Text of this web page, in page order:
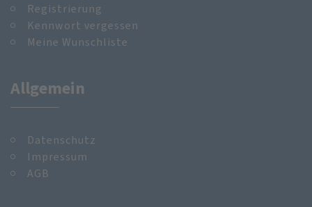
Registrierung
Kennwort vergessen
Meine Wunschliste
Allgemein
Datenschutz
Impressum
AGB